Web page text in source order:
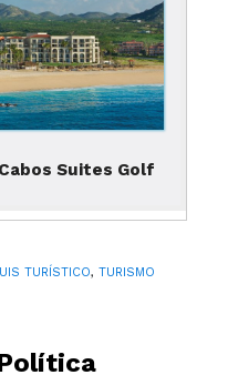
Suites Golf
TURÍSTICO, TURISMO